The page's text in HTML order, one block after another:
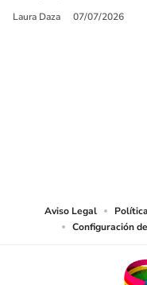
Laura Daza 07/07/2026
Aviso Legal
Configuración